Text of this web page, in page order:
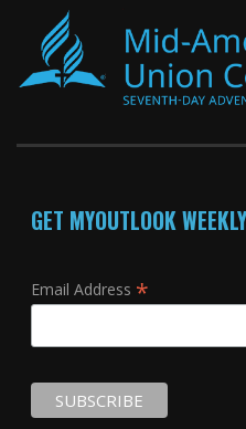
GET MYOUTLOOK
Email Address *